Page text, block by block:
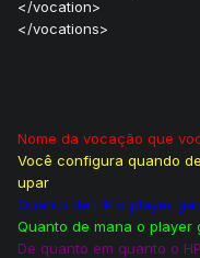
</vocation>
</vocations>
Nome da vocação que
Você configura quando
upar
Quanto de HP o player
Quanto de mana o player
De quanto em quanto o